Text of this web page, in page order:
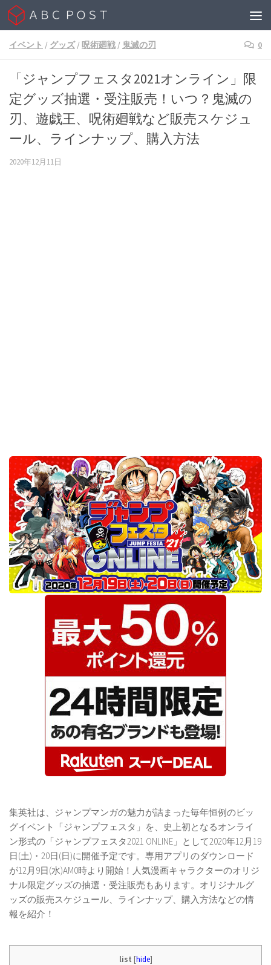
Skip to content
イベント / グッズ /呪術廻戦 / 鬼滅の刃 0
「ジャンプフェスタ2021オンライン」限
定グッズ抽選・受注販売！いつ？鬼滅の
刃、遊戯王、呪術廻戦など販売スケジュ
ール、ラインナップ、購入方法
2020年12月11日
集英社は、ジャンプマンガの魅⼒が詰まった毎年恒例のビッ
グイベント「ジャンプフェスタ」を、史上初となるオンライ
ン形式の「ジャンプフェスタ2021 ONLINE」として2020年12月19
日(⼟)・20日(日)に開催予定です。専用アプリのダウンロード
が12月9日(水)AM0時より開始！人気漫画キャラクターのオリジ
ナル限定グッズの抽選・受注販売もあります。オリジナルグ
ッズの販売スケジュール、ラインナップ、購入方法などの情
報を紹介！
list [hide]